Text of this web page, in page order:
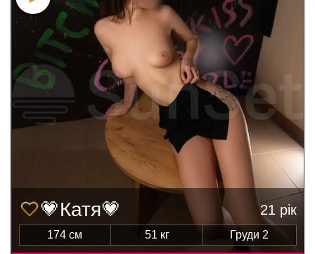
💗Катя💗 21 рік
174 см 51 кг Груди 2